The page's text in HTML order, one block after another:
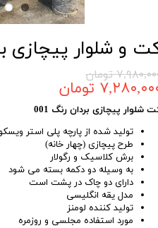
و شلوار پیچازی
تومان
تومان
شلوار پیچازی بردان رنگ 001
تولید شده از پارچه پلی استر
طرح پیچازی (چهار خانه)
برش کلاسیک و رگولار
به وسیله دو دکمه بسته می شود
دارای دو چاک در پشت است
مدل یقه انگلیسی
تولید کننده لومنز
مورد استفاده مجلسی و روزمره